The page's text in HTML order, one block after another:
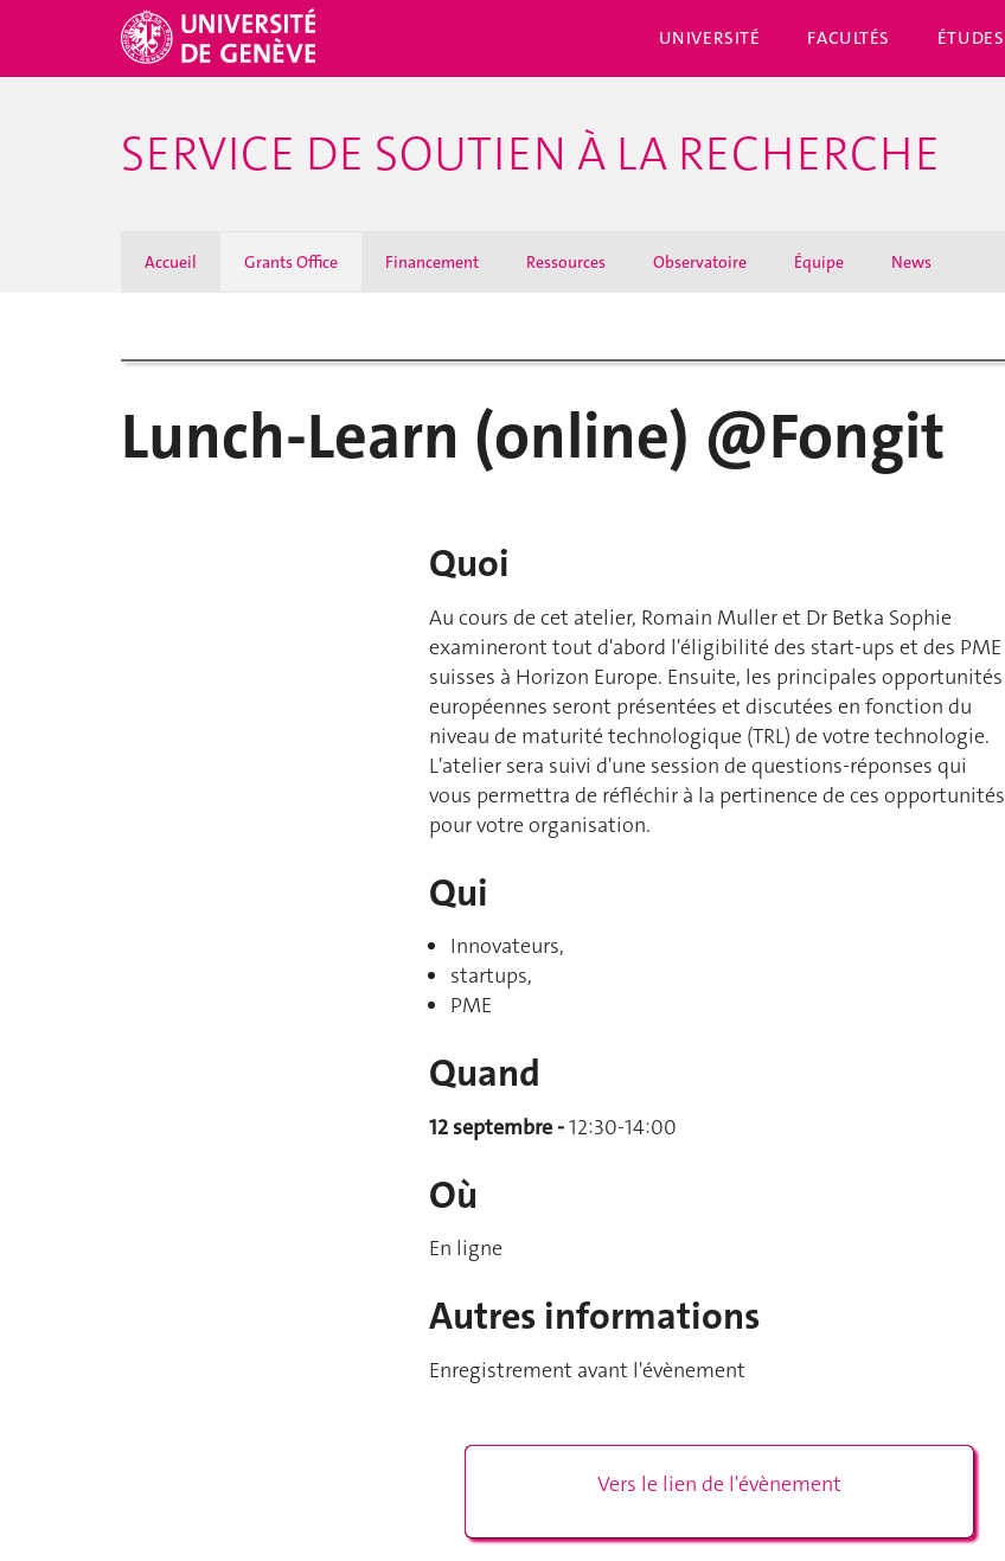
UNIVERSITÉ FACULTÉS ÉTUDES
SERVICE DE SOUTIEN À LA RECHERCHE
Accueil Grants Office Financement Ressources Observatoire Équipe News
Lunch-Learn (online) @Fongit
Quoi
Au cours de cet atelier, Romain Muller et Dr Betka Sophie
examineront tout d'abord l'éligibilité des start-ups et des PME
suisses à Horizon Europe. Ensuite, les principales opportunités
européennes seront présentées et discutées en fonction du
niveau de maturité technologique (TRL) de votre technologie.
L'atelier sera suivi d'une session de questions-réponses qui
vous permettra de réfléchir à la pertinence de ces opportunités
pour votre organisation.
Qui
Innovateurs,
startups,
PME
Quand
12 septembre -12:30-14:00
Où
En ligne
Autres informations
Enregistrement avant l'évènement
Vers le lien de l'évènement